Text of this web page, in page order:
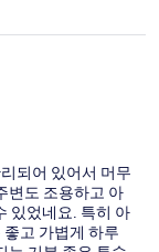
되어 있어서 머무
변도 조용하고 아
있었네요. 특히 아
고 가볍게 하루